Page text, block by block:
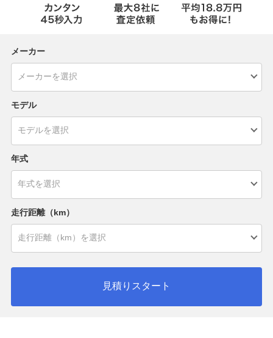
メーカー
モデル
年式
走行距離（km）
見積りスタート